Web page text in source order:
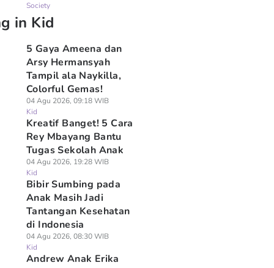
Video Reaksi
di TikTok,
Kenkulus dan
10 Ide Permainan
Cuma Pakai
Society
in Kid
5 Gaya Ameena dan
Arsy Hermansyah
Tampil ala Naykilla,
Colorful Gemas!
04 Agu 2026, 09:18 WIB
Kid
Kreatif Banget! 5 Cara
Rey Mbayang Bantu
Tugas Sekolah Anak
04 Agu 2026, 19:28 WIB
Kid
Bibir Sumbing pada
Anak Masih Jadi
Tantangan Kesehatan
di Indonesia
04 Agu 2026, 08:30 WIB
Kid
Andrew Anak Erika